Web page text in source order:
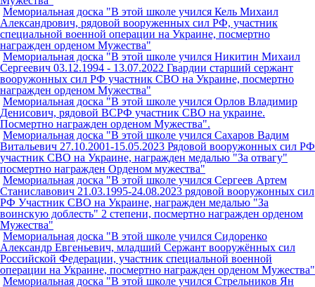
Мемориальная доска "В этой школе учился Кель Михаил
Александрович, рядовой вооруженных сил РФ, участник
специальной военной операции на Украине, посмертно
награжден орденом Мужества"
Мемориальная доска "В этой школе учился Никитин Михаил
Сергеевич 03.12.1994 - 13.07.2022 Гвардии старший сержант
вооружонных сил РФ участник СВО на Украине, посмертно
награжден орденом Мужества"
Мемориальная доска "В этой школе учился Орлов Владимир
Денисович, рядовой ВСРФ участник СВО на украине.
Посмертно награжден орденом Мужества".
Мемориальная доска "В этой школе учился Сахаров Вадим
Витальевич 27.10.2001-15.05.2023 Рядовой вооружонных сил РФ
участник СВО на Украине, награжден медалью "За отвагу"
посмертно награжден Орденом мужества"
Мемориальная доска "В этой школе учился Сергеев Артем
Станиславович 21.03.1995-24.08.2023 рядовой вооружонных сил
РФ Участник СВО на Украине, награжден медалью "За
воинскую доблесть" 2 степени, посмертно награжден орденом
Мужества"
Мемориальная доска "В этой школе учился Сидоренко
Александр Евгеньевич, младший Сержант вооружённых сил
Российской Федерации, участник специальной военной
операции на Украине, посмертно награжден орденом Мужества"
Мемориальная доска "В этой школе учился Стрельников Ян